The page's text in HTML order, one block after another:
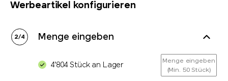
Werbeartikel konfigurieren
2/4 Menge eingeben
4'804 Stück an Lager
Menge eingeben
(Min. 50 Stück)